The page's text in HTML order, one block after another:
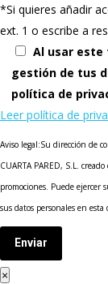
*Si quieres añadir
ext. 1 o escribe a
Al usar este
gestión de tus
política de
Leer política de
Aviso legal:Su dirección de
CUARTA PARED, S.L.
promociones. Puede ejercer
sus datos personales en
Enviar
×